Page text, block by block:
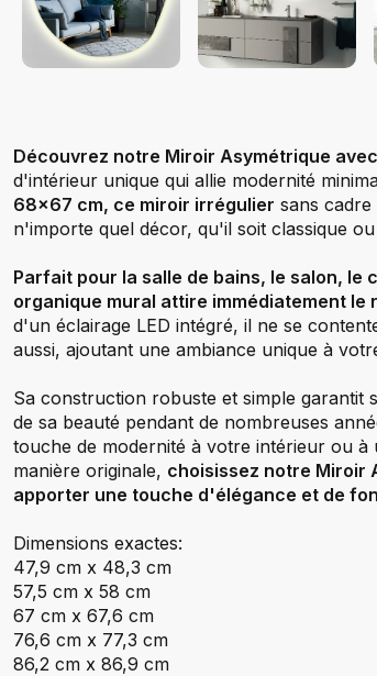
Découvrez notre Miroir Asymétrique
d'intérieur unique qui allie modernité
68x67 cm, ce miroir irrégulier sans
n'importe quel décor, qu'il soit classique
Parfait pour la salle de bains, le salon, le
organique mural attire immédiatement
d'un éclairage LED intégré, il ne se
aussi, ajoutant une ambiance unique à
Sa construction robuste et simple garantit
de sa beauté pendant de nombreuses
touche de modernité à votre intérieur ou
manière originale, choisissez notre Miroir
apporter une touche d'élégance et de
Dimensions exactes:
47,9 cm x 48,3 cm
57,5 cm x 58 cm
67 cm x 67,6 cm
76,6 cm x 77,3 cm
86,2 cm x 86,9 cm